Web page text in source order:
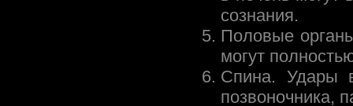
сознания.
Половые
могут
Спина. Удары
позвоночника,